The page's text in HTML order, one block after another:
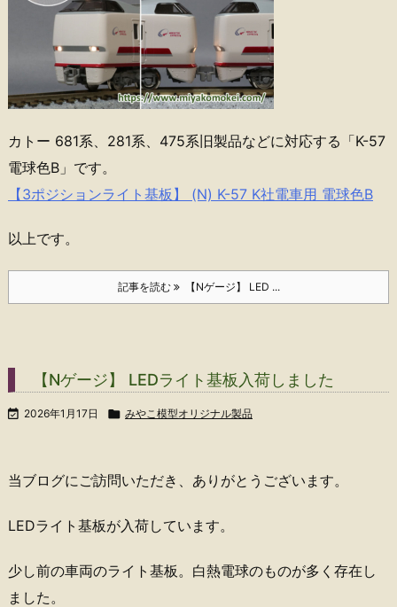
カトー 681系、281系、475系旧製品などに対応する「K-57
電球色B」です。
【3ポジションライト基板】 (N) K-57 K社電車用 電球色B
以上です。
記事を読む 【Nゲージ】 LED ...
【Nゲージ】 LEDライト基板入荷しました
 2026年1月17日  みやこ模型オリジナル製品
当ブログにご訪問いただき、ありがとうございます。
LEDライト基板が入荷しています。
少し前の車両のライト基板。白熱電球のものが多く存在し
ました。